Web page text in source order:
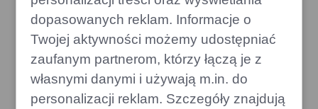
dopasowanych reklam. Informacje o
Twojej aktywności możemy udostępniać
zaufanym partnerom, którzy łączą je z
własnymi danymi i używają m.in. do
personalizacji reklam. Szczegóły znajdują